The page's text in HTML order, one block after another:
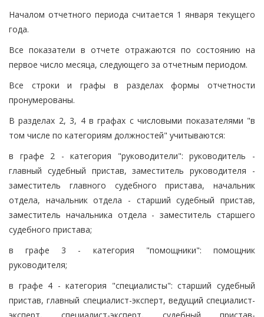
Началом отчетного периода считается 1 января текущего
года.
Все показатели в отчете отражаются по состоянию на
первое число месяца, следующего за отчетным периодом.
Все строки и графы в разделах формы отчетности
пронумерованы.
В разделах 2, 3, 4 в графах с числовыми показателями "в
том числе по категориям должностей" учитываются:
в графе 2 - категория "руководители": руководитель -
главный судебный пристав, заместитель руководителя -
заместитель главного судебного пристава, начальник
отдела, начальник отдела - старший судебный пристав,
заместитель начальника отдела - заместитель старшего
судебного пристава;
в графе 3 - категория "помощники": помощник
руководителя;
в графе 4 - категория "специалисты": старший судебный
пристав, главный специалист-эксперт, ведущий специалист-